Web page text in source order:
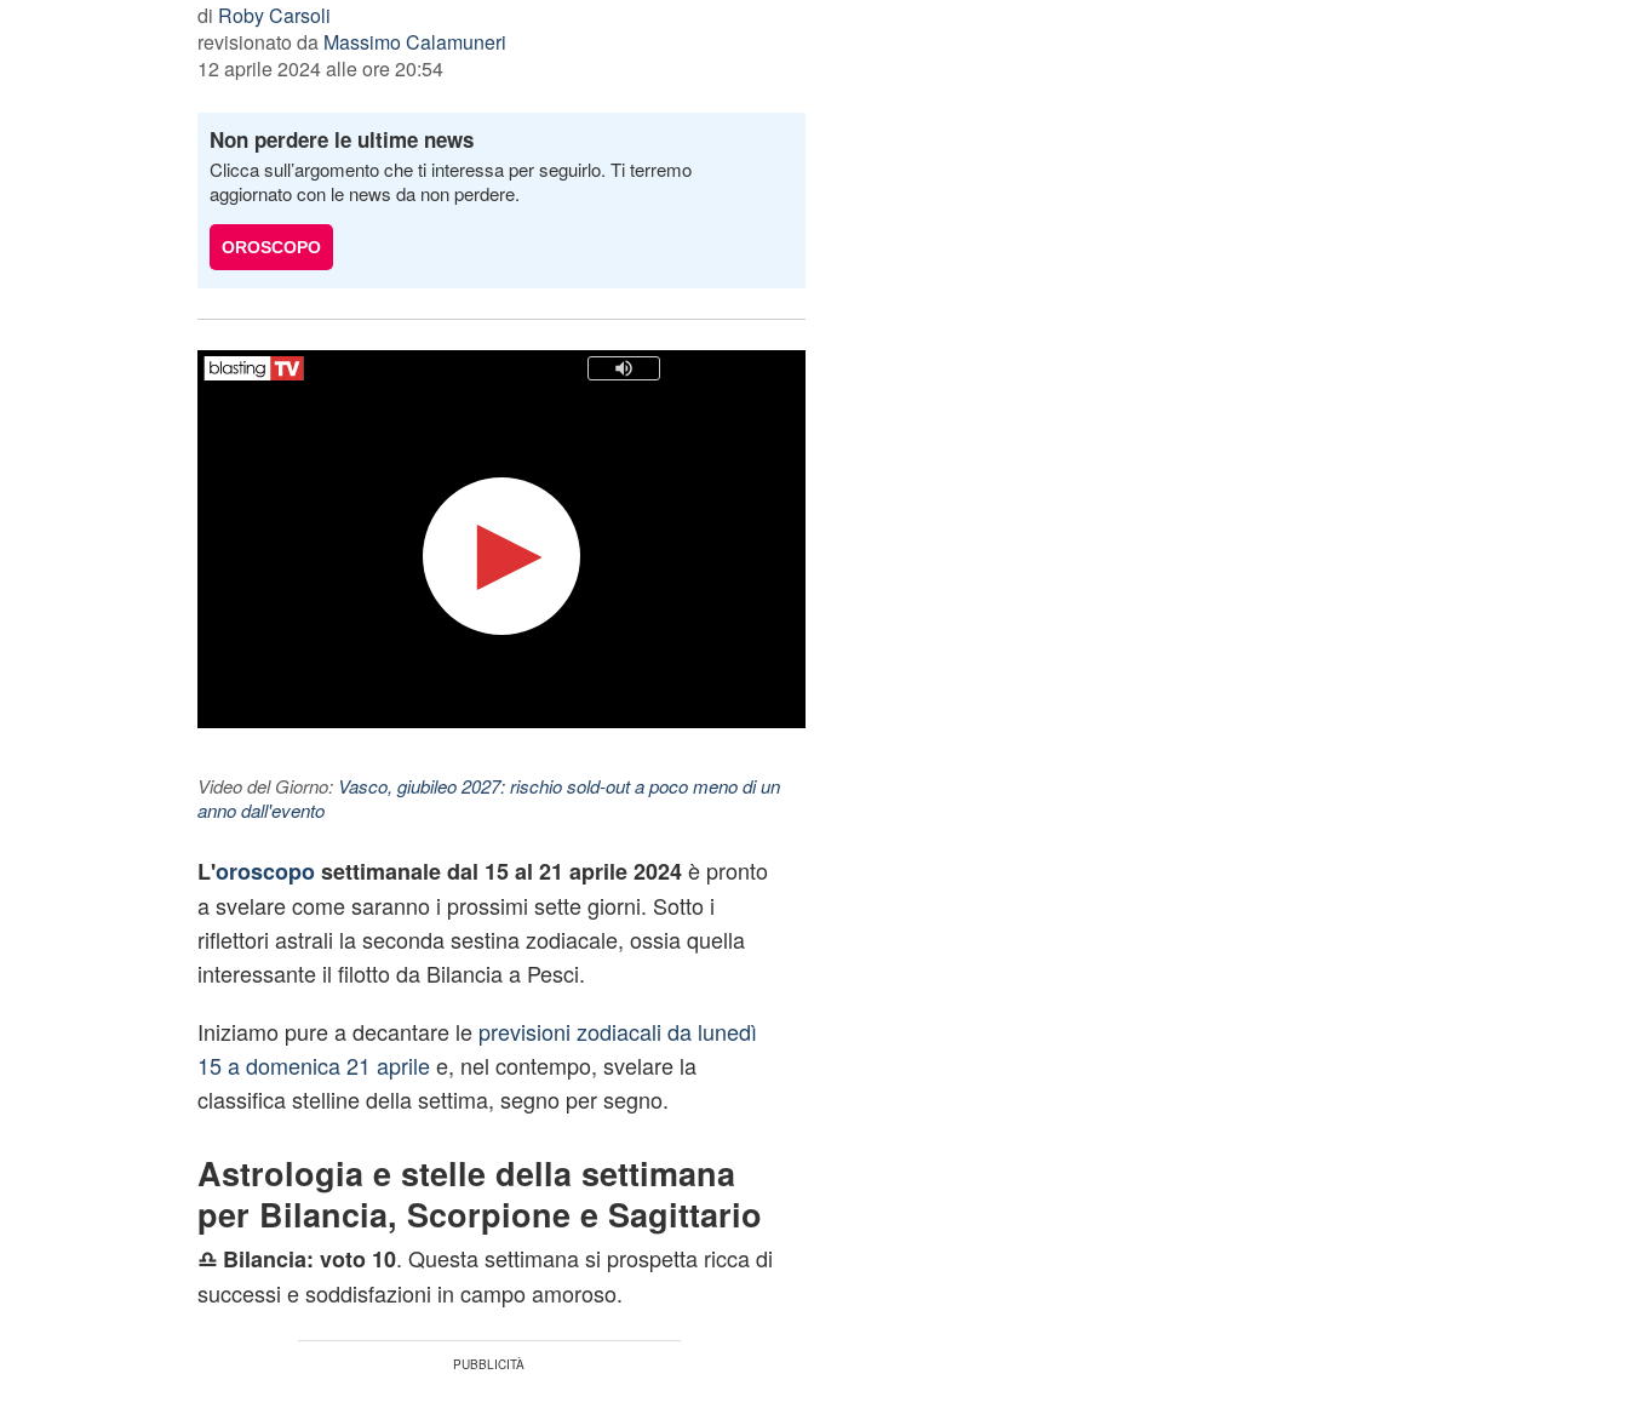
di Roby Carsoli
revisionato da Massimo Calamuneri
12 aprile 2024 alle ore 20:54
Non perdere le ultime news
Clicca sull’argomento che ti interessa per seguirlo. Ti terremo
aggiornato con le news da non perdere.
OROSCOPO
Video del Giorno: Vasco, giubileo 2027: rischio sold-out a poco meno di un
anno dall'evento
L'oroscoposettimanale dal 15 al 21 aprile 2024è pronto
a svelare come saranno i prossimi sette giorni. Sotto i
riflettori astrali la seconda sestina zodiacale, ossia quella
interessante il filotto da Bilancia a Pesci.
Iniziamo pure a decantare le previsioni zodiacali da lunedì
15 a domenica 21 aprilee, nel contempo, svelare la
classifica stelline della settima, segno per segno.
Astrologia e stelle della settimana
per Bilancia, Scorpione e Sagittario
♎ Bilancia: voto 10. Questa settimana si prospetta ricca di
successi e soddisfazioni in campo amoroso.